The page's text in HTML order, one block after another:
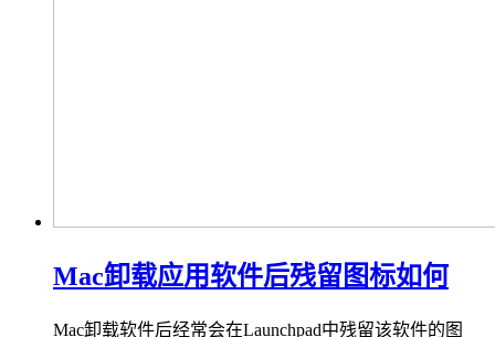
Mac卸载应用软件后残留图标如何
Mac卸载软件后经常会在Launchpad中残留该软件的图